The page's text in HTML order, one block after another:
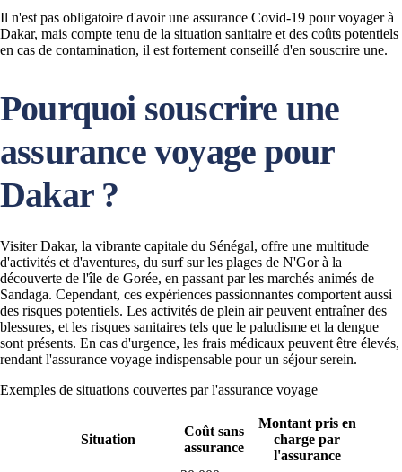
Il n'est pas obligatoire d'avoir une assurance Covid-19 pour voyager à
Dakar, mais compte tenu de la situation sanitaire et des coûts potentiels
en cas de contamination, il est fortement conseillé d'en souscrire une.
Pourquoi souscrire une
assurance voyage pour
Dakar ?
Visiter Dakar, la vibrante capitale du Sénégal, offre une multitude
d'activités et d'aventures, du surf sur les plages de N'Gor à la
découverte de l'île de Gorée, en passant par les marchés animés de
Sandaga. Cependant, ces expériences passionnantes comportent aussi
des risques potentiels. Les activités de plein air peuvent entraîner des
blessures, et les risques sanitaires tels que le paludisme et la dengue
sont présents. En cas d'urgence, les frais médicaux peuvent être élevés,
rendant l'assurance voyage indispensable pour un séjour serein.
Exemples de situations couvertes par l'assurance voyage
Situation
Coût sans
assurance
Montant pris en
charge par
l'assurance